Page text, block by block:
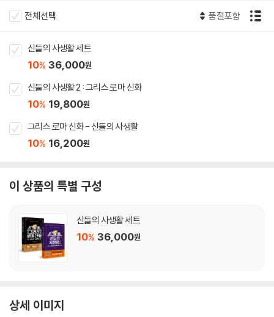
전체선택 품절포함
신들의 사생활 세트
10% 36,000원
신들의 사생활 2 : 그리스 로마 신화
10% 19,800원
그리스 로마 신화 - 신들의 사생활
10% 16,200원
이 상품의 특별 구성
신들의 사생활 세트
10% 36,000원
상세 이미지